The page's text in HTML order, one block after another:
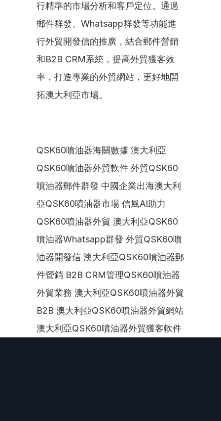
行精準的市場分析和客戶定位。通過
郵件群發、Whatsapp群發等功能進
行外貿開發信的推廣，結合郵件營銷
和B2B CRM系統，提高外貿獲客效
率，打造專業的外貿網站，更好地開
拓澳大利亞市場。
QSK60噴油器海關數據 澳大利亞
QSK60噴油器外貿軟件 外貿QSK60
噴油器郵件群發 中國企業出海澳大利
亞QSK60噴油器市場 信風AI助力
QSK60噴油器外貿 澳大利亞QSK60
噴油器Whatsapp群發 外貿QSK60噴
油器開發信 澳大利亞QSK60噴油器郵
件營銷 B2B CRM管理QSK60噴油器
外貿業務 澳大利亞QSK60噴油器外貿
B2B 澳大利亞QSK60噴油器外貿網站
澳大利亞QSK60噴油器外貿獲客軟件